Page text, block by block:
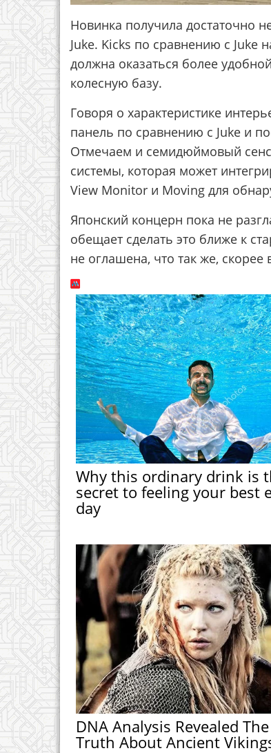
Новинка получила достаточно
Juke. Kicks по сравнению с
должна оказаться более
колесную базу.
Говоря о характеристике
панель по сравнению с Juke и
Отмечаем и семидюймовый
системы, которая может
View Monitor и Moving для
Японский концерн пока не
обещает сделать это ближе к
не оглашена, что так же, скорее
Why this ordinary drink is
secret to feeling your best
day
DNA Analysis Revealed
Truth About Ancient